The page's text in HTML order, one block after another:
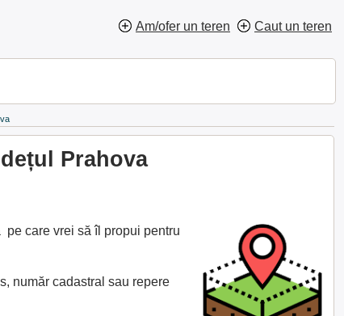
Am/ofer un teren Caut un teren
Prahova
care vrei să îl propui pentru
număr cadastral sau repere